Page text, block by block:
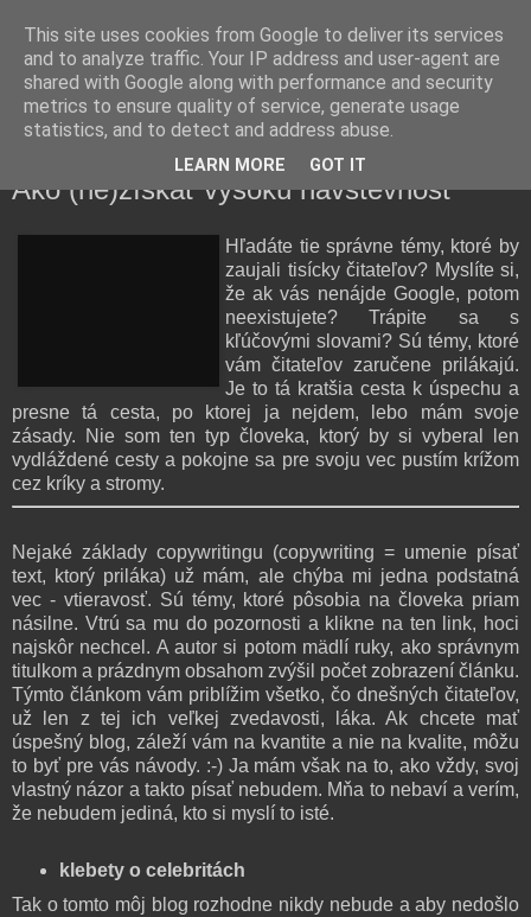
Farmaceutická laborantka hodnotí zloženie kozmetiky,
rozoberá témy o zdraví, živote a všetko možné.
Ako (ne)získať vysokú návštevnosť
Hľadáte tie správne témy, ktoré by
zaujali tisícky čitateľov? Myslíte si,
že ak vás nenájde Google, potom
neexistujete? Trápite sa s
kľúčovými slovami? Sú témy, ktoré
vám čitateľov zaručene prilákajú.
Je to tá kratšia cesta k úspechu a
presne tá cesta, po ktorej ja nejdem, lebo mám svoje
zásady. Nie som ten typ človeka, ktorý by si vyberal len
vydláždené cesty a pokojne sa pre svoju vec pustím krížom
cez kríky a stromy.
Nejaké základy copywritingu (copywriting = umenie písať
text, ktorý priláka) už mám, ale chýba mi jedna podstatná
vec - vtieravosť. Sú témy, ktoré pôsobia na človeka priam
násilne. Vtrú sa mu do pozornosti a klikne na ten link, hoci
najskôr nechcel. A autor si potom mädlí ruky, ako správnym
titulkom a prázdnym obsahom zvýšil počet zobrazení článku.
Týmto článkom vám priblížim všetko, čo dnešných čitateľov,
už len z tej ich veľkej zvedavosti, láka. Ak chcete mať
úspešný blog, záleží vám na kvantite a nie na kvalite, môžu
to byť pre vás návody. :-) Ja mám však na to, ako vždy, svoj
vlastný názor a takto písať nebudem. Mňa to nebaví a verím,
že nebudem jediná, kto si myslí to isté.
klebety o celebritách
Tak o tomto môj blog rozhodne nikdy nebude a aby nedošlo
This site uses cookies from Google to deliver its services
and to analyze traffic. Your IP address and user-agent are
shared with Google along with performance and security
metrics to ensure quality of service, generate usage
statistics, and to detect and address abuse.
LEARN MORE GOT IT